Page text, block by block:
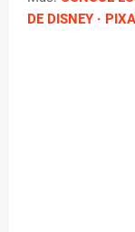
DE DISNEY ·